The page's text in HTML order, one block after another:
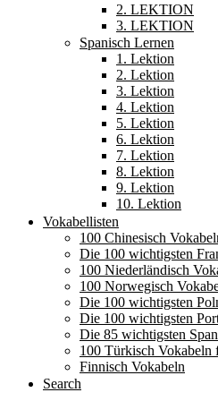
2. LEKTION
3. LEKTION
Spanisch Lernen
1. Lektion
2. Lektion
3. Lektion
4. Lektion
5. Lektion
6. Lektion
7. Lektion
8. Lektion
9. Lektion
10. Lektion
Vokabellisten
100 Chinesisch
Die 100 wichtigsten
100 Niederländisch
100 Norwegisch
Die 100 wichtigsten
Die 100 wichtigsten
Die 85 wichtigsten
100 Türkisch Vokabeln
Finnisch Vokabeln
Search